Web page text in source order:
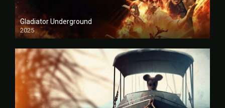
Gladiator Underground
2025
FULL HD